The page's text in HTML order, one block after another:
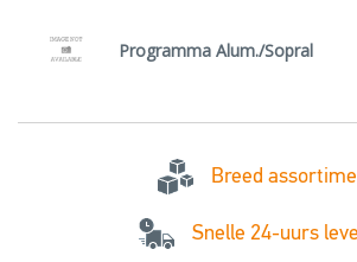
Programma Alum./Sopral
Breed
Snelle 24-uurs